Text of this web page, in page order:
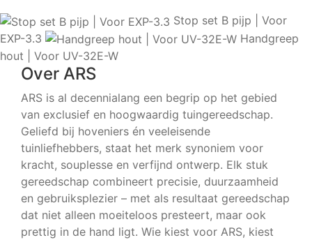
Stop set B pijp | Voor
EXP-3.3
Handgreep
hout | Voor UV-32E-W
Over ARS
ARS is al decennialang een begrip op het gebied
van exclusief en hoogwaardig tuingereedschap.
Geliefd bij hoveniers én veeleisende
tuinliefhebbers, staat het merk synoniem voor
kracht, souplesse en verfijnd ontwerp. Elk stuk
gereedschap combineert precisie, duurzaamheid
en gebruiksplezier – met als resultaat gereedschap
dat niet alleen moeiteloos presteert, maar ook
prettig in de hand ligt. Wie kiest voor ARS, kiest